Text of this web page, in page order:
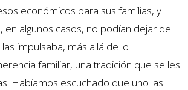
económicos para sus familias, y
en algunos casos, no podían dejar de
impulsaba, más allá de lo
familiar, una tradición que se les
Habíamos escuchado que uno las